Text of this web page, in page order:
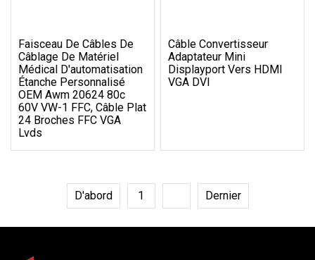
Faisceau De Câbles De
Câblage De Matériel
Médical D'automatisation
Étanche Personnalisé
OEM Awm 20624 80c
60V VW-1 FFC, Câble Plat
24 Broches FFC VGA
Lvds
Câble Convertisseur
Adaptateur Mini
Displayport Vers HDMI
VGA DVI
D'abord 1 Dernier